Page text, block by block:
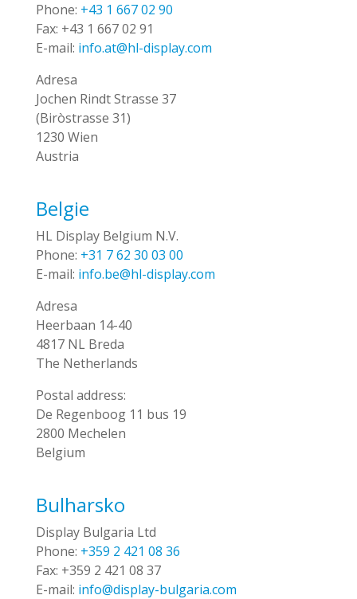
Phone: +43 1 667 02 90
Fax: +43 1 667 02 91
E-mail: info.at@hl-display.com
Adresa
Jochen Rindt Strasse 37
(Biròstrasse 31)
1230 Wien
Austria
Belgie
HL Display Belgium N.V.
Phone: +31 7 62 30 03 00
E-mail: info.be@hl-display.com
Adresa
Heerbaan 14-40
4817 NL Breda
The Netherlands
Postal address:
De Regenboog 11 bus 19
2800 Mechelen
Belgium
Bulharsko
Display Bulgaria Ltd
Phone: +359 2 421 08 36
Fax: +359 2 421 08 37
E-mail: info@display-bulgaria.com